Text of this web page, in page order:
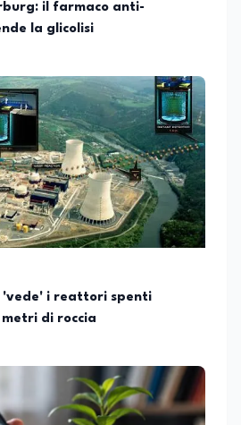
per lei importanti
di equilibrio, disciplina ed
il farmaco anti-
la glicolisi
'vede' i reattori spenti
di roccia